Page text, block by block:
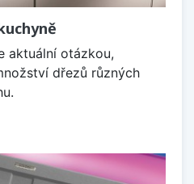
aktuální otázkou,
dřezů různých